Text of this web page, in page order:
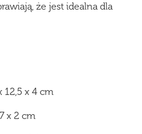
że jest idealna dla
12,5 x 4 cm
x 2 cm